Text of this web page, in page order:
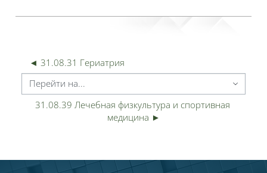
◄ 31.08.31 Гериатрия
на...
31.08.39 Лечебная физкультура и спортивная
медицина ►